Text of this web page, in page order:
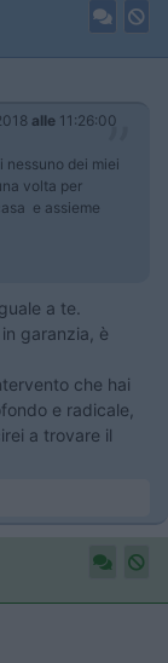
alle 11:26:00
nessuno dei miei
volta per
e assieme
a te.
garanzia, è
che hai
e radicale,
a trovare il